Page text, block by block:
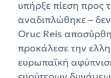
υπήρξε πίεση προς
αναδιπλώθηκε –
Oruc Reis
προκάλεσε την
ευρωπαϊκή